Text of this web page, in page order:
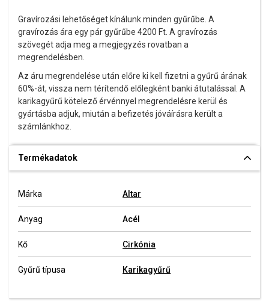
Gravírozási lehetőséget kínálunk minden gyűrűbe. A
gravírozás ára egy pár gyűrűbe 4200 Ft. A gravírozás
szövegét adja meg a megjegyzés rovatban a
megrendelésben.
Az áru megrendelése után előre ki kell fizetni a gyűrű árának
60%-át, vissza nem térítendő előlegként banki átutalással. A
karikagyűrű kötelező érvénnyel megrendelésre kerül és
gyártásba adjuk, miután a befizetés jóváírásra került a
számlánkhoz.
Termékadatok
Márka Altar
Anyag Acél
Kő Cirkónia
Gyűrű típusa Karikagyűrű